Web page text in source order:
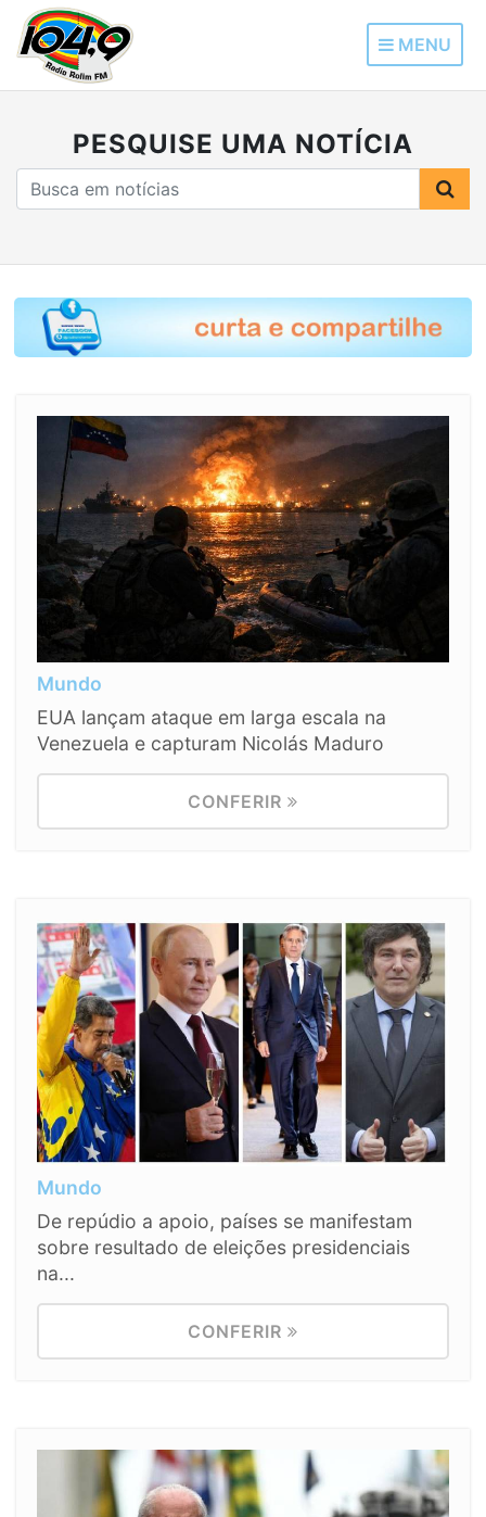
MENU
PESQUISE UMA NOTÍCIA
Mundo
EUA lançam ataque em larga escala na
Venezuela e capturam Nicolás Maduro
CONFERIR
Mundo
De repúdio a apoio, países se manifestam
sobre resultado de eleições presidenciais
na...
CONFERIR